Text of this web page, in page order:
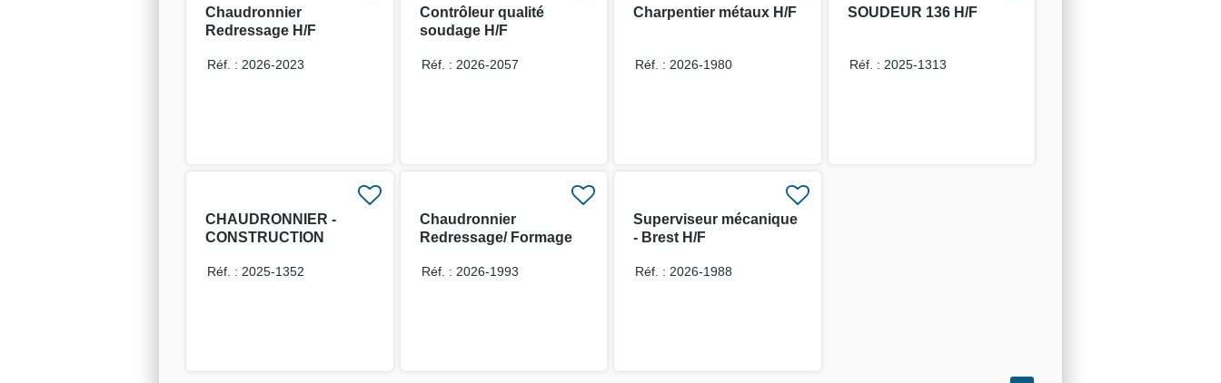
Chaudronnier
Redressage H/F
Réf. : 2026-2023
Contrôleur qualité
soudage H/F
Réf. : 2026-2057
Charpentier métaux H/F
Réf. : 2026-1980
SOUDEUR 136 H/F
Réf. : 2025-1313
CHAUDRONNIER -
CONSTRUCTION
Réf. : 2025-1352
Chaudronnier
Redressage/ Formage
Réf. : 2026-1993
Superviseur mécanique
- Brest H/F
Réf. : 2026-1988